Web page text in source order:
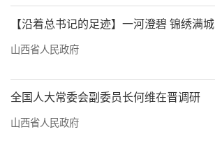
【沿着总书记的足迹】一河澄碧 锦绣满城
山西省人民政府
全国人大常委会副委员长何维在晋调研
山西省人民政府